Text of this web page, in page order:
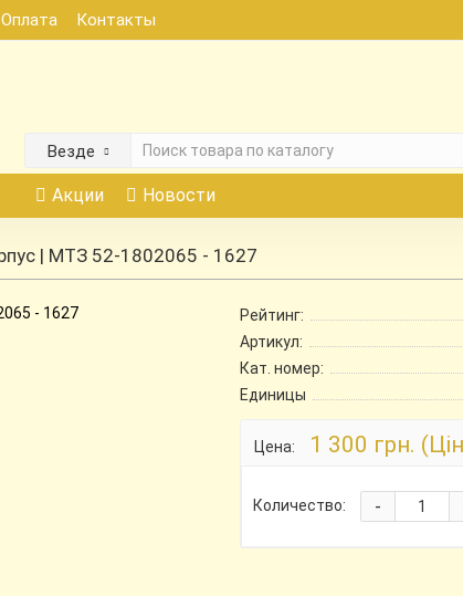
Оплата Контакты
Везде
Акции Новости
| МТЗ 52-1802065 - 1627
Рейтинг:
Артикул:
Кат. номер:
Единицы
Цена: 1 300 грн.
Количество: -